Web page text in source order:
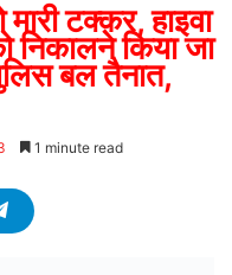
टक्कर, हाइवा
किया जा
बल तैनात,
1 minute read